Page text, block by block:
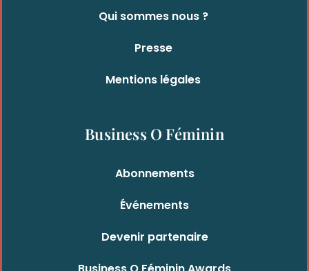
Qui sommes nous ?
Presse
Mentions légales
Business O Féminin
Abonnements
Événements
Devenir partenaire